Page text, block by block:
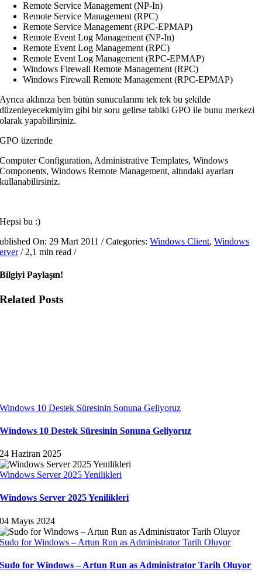
Remote Service Management (NP-In)
Remote Service Management (RPC)
Remote Service Management (RPC-EPMAP)
Remote Event Log Management (NP-In)
Remote Event Log Management (RPC)
Remote Event Log Management (RPC-EPMAP)
Windows Firewall Remote Management (RPC)
Windows Firewall Remote Management (RPC-EPMAP)
Ayrıca aklınıza ben bütün sunucularımı tek tek bu şekilde
düzenleyecekmiyim gibi bir soru gelirse tabiki GPO ile bunu merkezi
olarak yapabilirsiniz.
GPO üzerinde
Computer Configuration, Administrative Templates, Windows
Components, Windows Remote Management, altındaki ayarları
kullanabilirsiniz.
Hepsi bu :)
On: 29 Mart 2011 /Categories:Windows Client,Windows
/ 2,1 min read /
Bilgiyi Paylaşın!
Related Posts
Windows 10 Destek Süresinin Sonuna Geliyoruz
Windows 10 Destek Süresinin Sonuna Geliyoruz
24 Haziran 2025
Windows Server 2025 Yenilikleri
Windows Server 2025 Yenilikleri
04 Mayıs 2024
Sudo for Windows – Artun Run as Administrator Tarih Oluyor
Sudo for Windows – Artun Run as Administrator Tarih Oluyor